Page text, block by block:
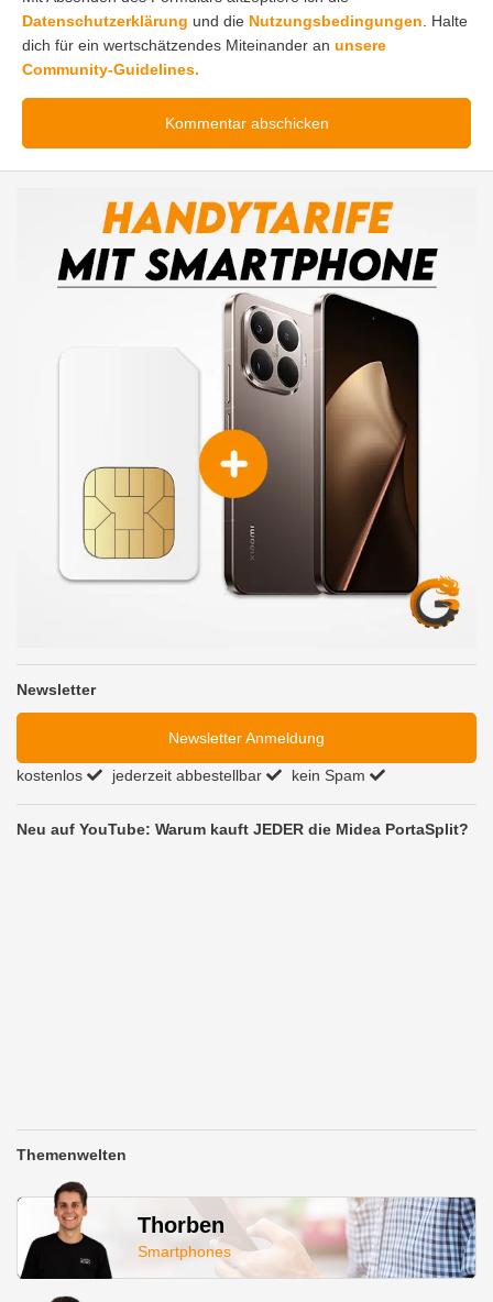
Datenschutzerklärung und die Nutzungsbedingungen. Halte
dich für ein wertschätzendes Miteinander an unsere
Community-Guidelines.
Newsletter
Newsletter Anmeldung
kostenlos jederzeit abbestellbar kein Spam
Neu auf YouTube: Warum kauft JEDER die Midea PortaSplit?
Themenwelten
Thorben
Smartphones